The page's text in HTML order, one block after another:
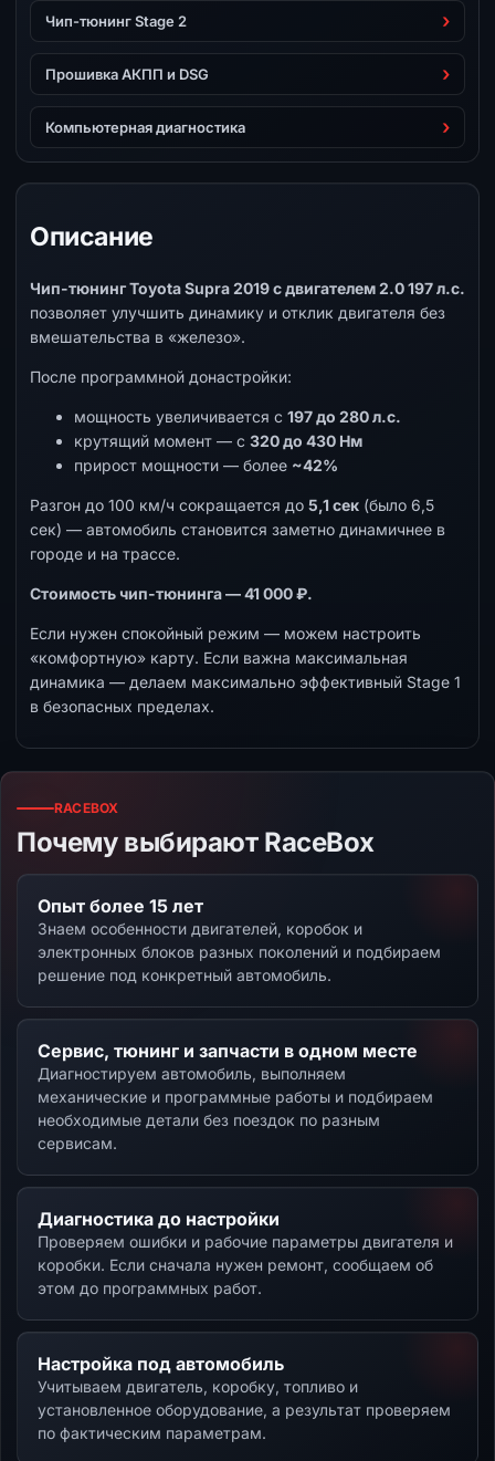
Чип-тюнинг Stage 2
Прошивка АКПП и DSG
Компьютерная диагностика
Описание
Чип-тюнинг Toyota Supra 2019 с двигателем 2.0 197 л.с.
позволяет улучшить динамику и отклик двигателя без
вмешательства в «железо».
После программной донастройки:
мощность увеличивается с 197 до 280 л.с.
крутящий момент — с 320 до 430 Нм
прирост мощности — более ~42%
Разгон до 100 км/ч сокращается до 5,1 сек (было 6,5
сек) — автомобиль становится заметно динамичнее в
городе и на трассе.
Стоимость чип-тюнинга — 41 000 ₽.
Если нужен спокойный режим — можем настроить
«комфортную» карту. Если важна максимальная
динамика — делаем максимально эффективный Stage 1
в безопасных пределах.
RACEBOX
Почему выбирают RaceBox
Опыт более 15 лет
Знаем особенности двигателей, коробок и
электронных блоков разных поколений и подбираем
решение под конкретный автомобиль.
Сервис, тюнинг и запчасти в одном месте
Диагностируем автомобиль, выполняем
механические и программные работы и подбираем
необходимые детали без поездок по разным
сервисам.
Диагностика до настройки
Проверяем ошибки и рабочие параметры двигателя и
коробки. Если сначала нужен ремонт, сообщаем об
этом до программных работ.
Настройка под автомобиль
Учитываем двигатель, коробку, топливо и
установленное оборудование, а результат проверяем
по фактическим параметрам.